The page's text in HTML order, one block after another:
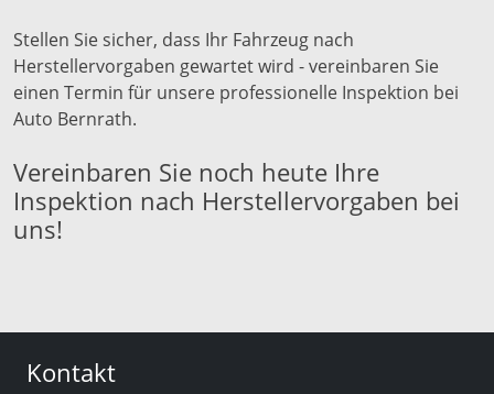
Stellen Sie sicher, dass Ihr Fahrzeug nach
Herstellervorgaben gewartet wird - vereinbaren Sie
einen Termin für unsere professionelle Inspektion bei
Auto Bernrath.
Vereinbaren Sie noch heute Ihre
Inspektion nach Herstellervorgaben bei
uns!
Kontakt